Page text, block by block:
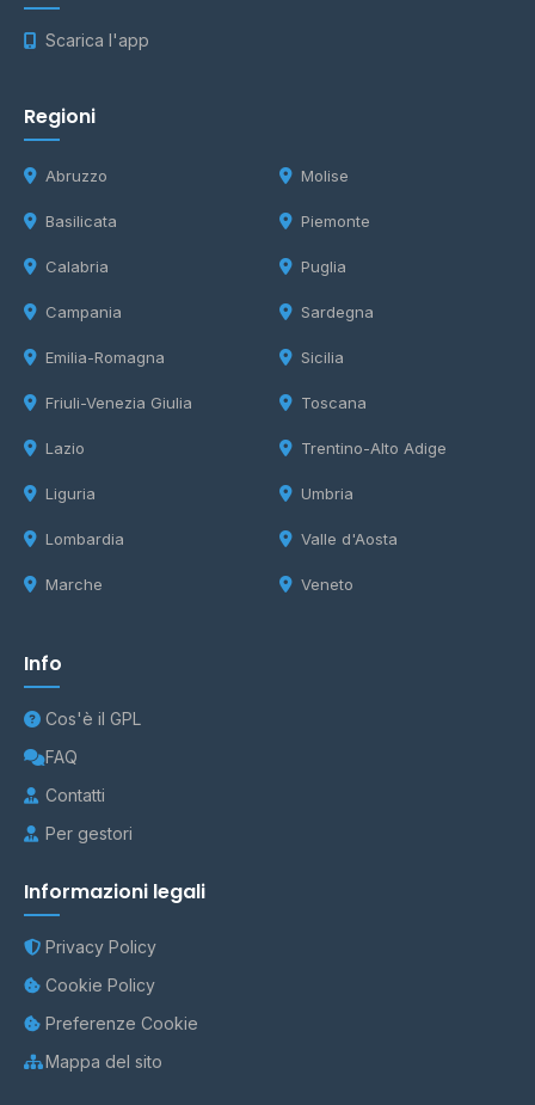
Scarica l'app
Regioni
Abruzzo
Basilicata
Calabria
Campania
Emilia-Romagna
Friuli-Venezia Giulia
Lazio
Liguria
Lombardia
Marche
Molise
Piemonte
Puglia
Sardegna
Sicilia
Toscana
Trentino-Alto Adige
Umbria
Valle d'Aosta
Veneto
Info
Cos'è il GPL
FAQ
Contatti
Per gestori
Informazioni legali
Privacy Policy
Cookie Policy
Preferenze Cookie
Mappa del sito